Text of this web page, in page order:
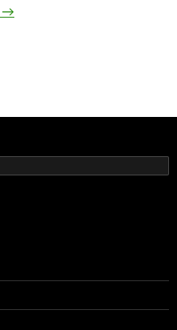
В День святого Валентина
→